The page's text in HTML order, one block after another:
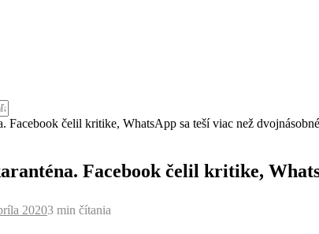
Facebook čelil kritike,
20203 min čítania